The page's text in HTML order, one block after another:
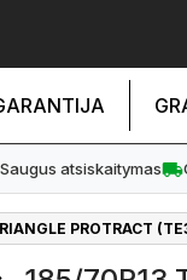
Saugus atsiskaitymas
PROTRACT